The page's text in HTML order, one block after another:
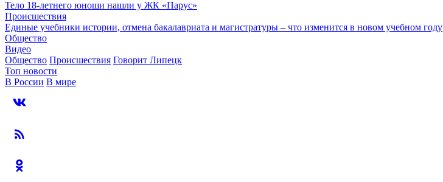
Тело 18-летнего юноши нашли у ЖК «Парус»
Происшествия
Единые учебники истории, отмена бакалавриата и магистратуры – что изменится в новом учебном году
Общество
Видео
Общество Происшествия Говорит Липецк
Топ новости
В России В мире